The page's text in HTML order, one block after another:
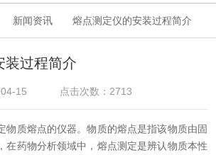
新闻资讯 熔点测定仪的安装过程简介
装过程简介
15 点击次数：2713
质熔点的仪器。物质的熔点是指该物质由固
在药物分析领域中，熔点测定是辨认物质本性